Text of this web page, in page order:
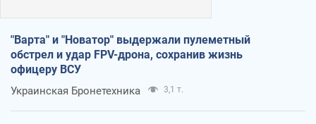
"Варта" и "Новатор" выдержали пулеметный
обстрел и удар FPV-дрона, сохранив жизнь
офицеру ВСУ
Украинская Бронетехника 3,1 т.